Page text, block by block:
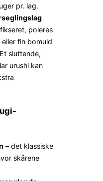
pr. lag.
poleres
fin bomuld
sluttende,
urushi kan
– det klassiske
skårene